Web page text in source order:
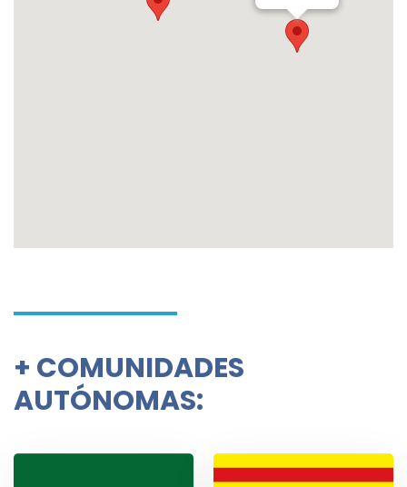
+ COMUNIDADES
AUTÓNOMAS: